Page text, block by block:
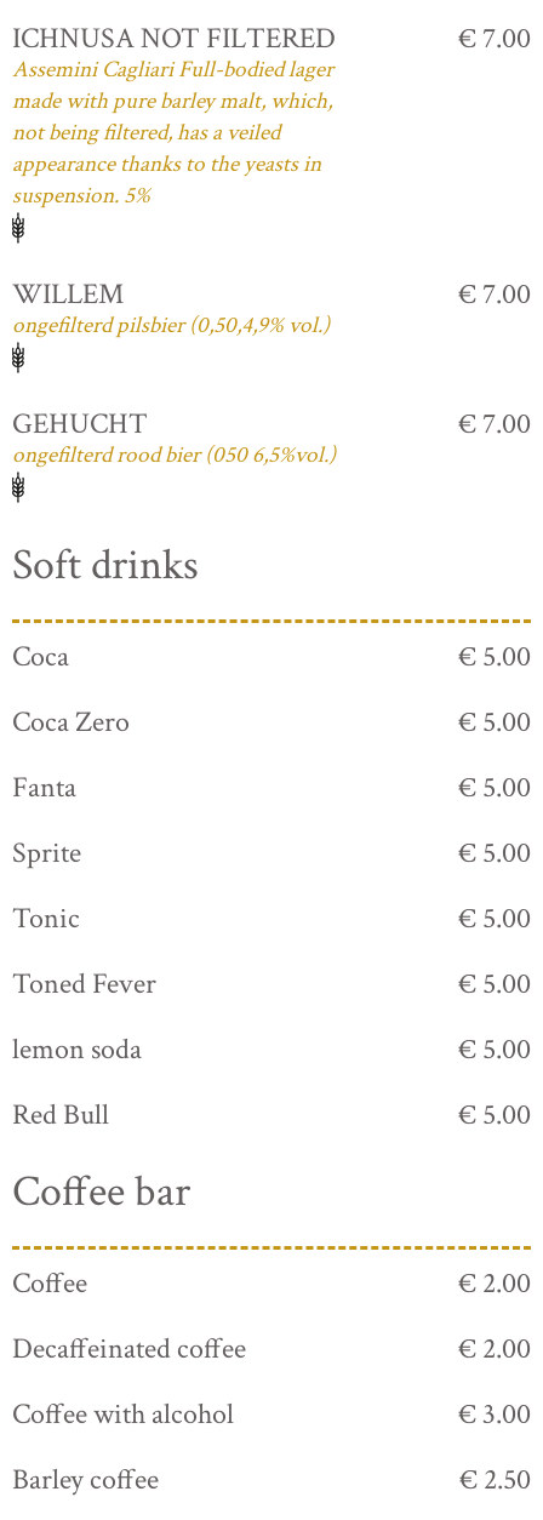
ICHNUSA NOT FILTERED
Assemini Cagliari Full-bodied lager
made with pure barley malt, which,
not being filtered, has a veiled
appearance thanks to the yeasts in
suspension. 5%
€ 7.00
WILLEM
ongefilterd pilsbier (0,50,4,9% vol.)
€ 7.00
GEHUCHT
ongefilterd rood bier (050 6,5%vol.)
€ 7.00
Soft drinks
Coca
€ 5.00
Coca Zero
€ 5.00
Fanta
€ 5.00
Sprite
€ 5.00
Tonic
€ 5.00
Toned Fever
€ 5.00
lemon soda
€ 5.00
Red Bull
€ 5.00
Coffee bar
Coffee
€ 2.00
Decaffeinated coffee
€ 2.00
Coffee with alcohol
€ 3.00
Barley coffee
€ 2.50